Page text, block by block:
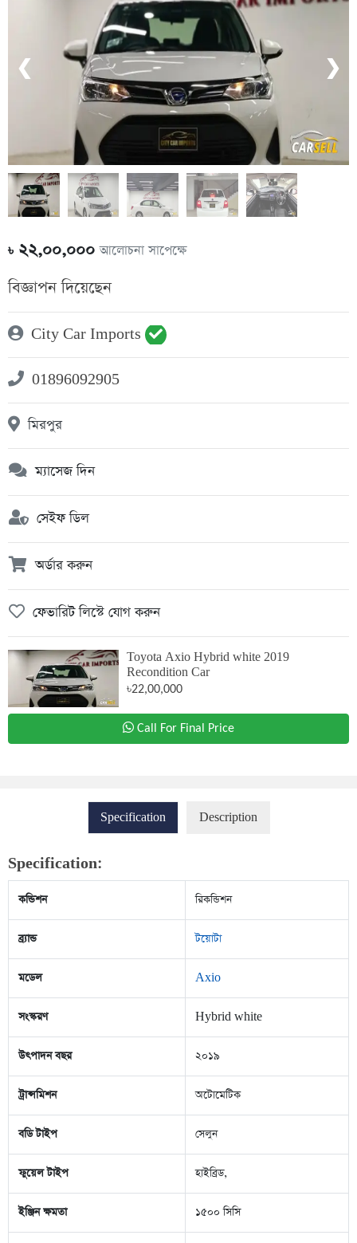
❮ ❯
৳২২,০০,০০০আলোচনা সাপেক্ষে
বিজ্ঞাপন দিয়েছেন
City Car Imports
01896092905
মিরপুর
ম্যাসেজ দিন
সেইফ ডিল
অর্ডার করুন
ফেভারিট লিস্টে যোগ করুন
Toyota Axio Hybrid white 2019
Recondition Car
৳22,00,000
Call For Final Price
Specification Description
Specification:
কন্ডিশন রিকন্ডিশন
ব্র্যান্ড টয়োটা
মডেল Axio
সংস্করণ Hybrid white
উৎপাদন বছর ২০১৯
ট্রান্সমিশন অটোমেটিক
বডি টাইপ সেলুন
ফুয়েল টাইপ হাইব্রিড,
ইঞ্জিন ক্ষমতা ১৫০০ সিসি